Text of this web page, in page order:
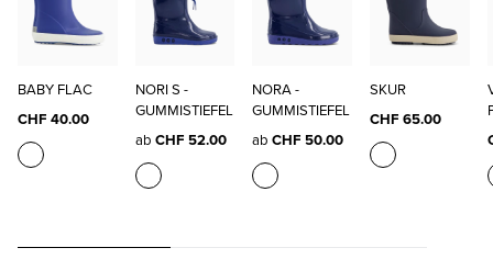
BABY FLAC
CHF 40.00
NORI S -
GUMMISTIEFEL
ab CHF 52.00
NORA -
GUMMISTIEFEL
abCHF 50.00
SKUR
CHF 65.00